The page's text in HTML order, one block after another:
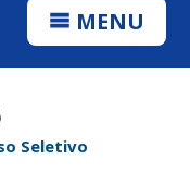
MENU
Seletivo